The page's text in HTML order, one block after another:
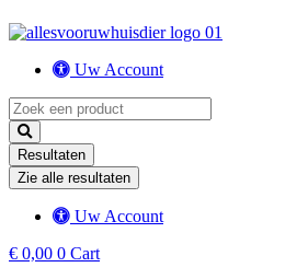
Uw Account
Search
...
Resultaten
Zie alle resultaten
Uw Account
€ 0,00 0 Cart